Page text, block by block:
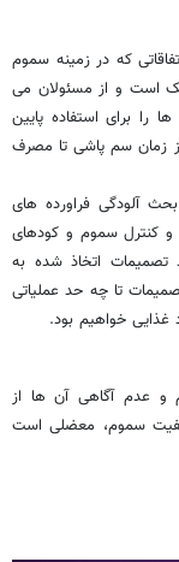
که در زمینه سموم
است و از مسئولان می
را برای استفاده پایین
از زمان سم پاشی تا مصرف
آلودگی فراورده های
و کنترل سموم و کودهای
اتخاذ شده به
تا چه حد عملیاتی
خواهیم بود.
و عدم آگاهی آن ها از
سموم، معضلی است